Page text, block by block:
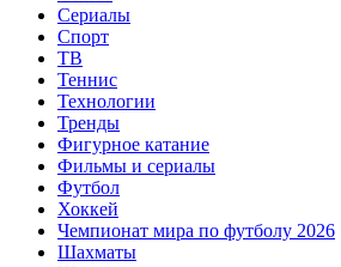
Сериалы
Спорт
ТВ
Теннис
Технологии
Тренды
Фигурное катание
Фильмы и сериалы
Футбол
Хоккей
Чемпионат мира по футболу 2026
Шахматы